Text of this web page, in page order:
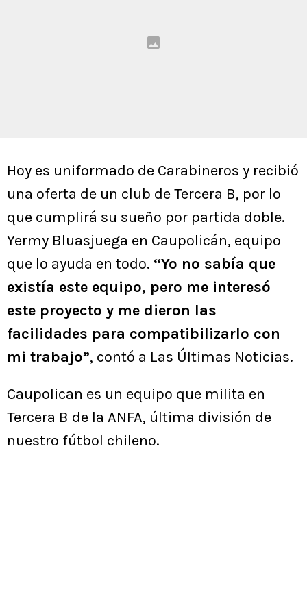
Hoy es uniformado de Carabineros y recibió
una oferta de un club de Tercera B, por lo
que cumplirá su sueño por partida doble.
Yermy Bluasjuega en Caupolicán, equipo
que lo ayuda en todo. “Yo no sabía que
existía este equipo, pero me interesó
este proyecto y me dieron las
facilidades para compatibilizarlo con
mi trabajo”, contó a Las Últimas Noticias.
Caupolican es un equipo que milita en
Tercera B de la ANFA, última división de
nuestro fútbol chileno.